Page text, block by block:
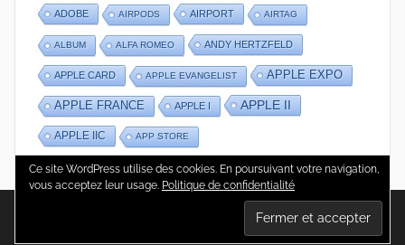
ADOBE AIRPODS AIRPORT AIRTAG
ALBUM ALFA ROMEO ANDY HERTZFELD
APPLE CARD APPLE EVANGELIST APPLE EXPO
APPLE FRANCE APPLE I APPLE II
APPLE IIC APP STORE
WordPress Theme: Donovan by ThemeZee.
Ce site WordPress utilise des cookies. En poursuivant votre navigation,
vous acceptez leur usage. Politique de confidentialité